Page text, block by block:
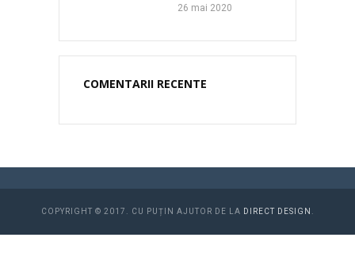
26 mai 2020
COMENTARII RECENTE
COPYRIGHT © 2017. CU PUȚIN AJUTOR DE LA DIRECT DESIGN .